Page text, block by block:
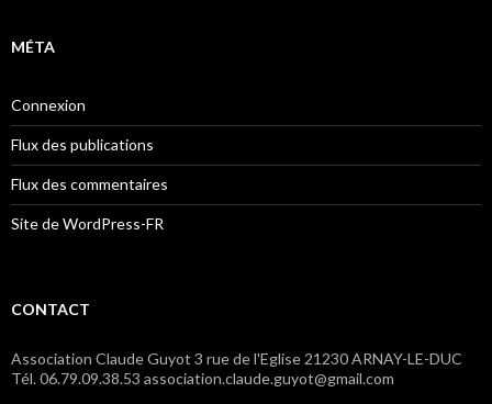
MÉTA
Connexion
Flux des publications
Flux des commentaires
Site de WordPress-FR
CONTACT
Association Claude Guyot 3 rue de l'Eglise 21230 ARNAY-LE-DUC
Tél. 06.79.09.38.53 association.claude.guyot@gmail.com